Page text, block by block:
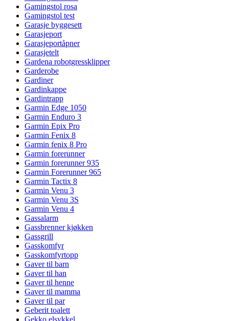
Gamingstol rosa
Gamingstol test
Garasje byggesett
Garasjeport
Garasjeportåpner
Garasjetelt
Gardena robotgressklipper
Garderobe
Gardiner
Gardinkappe
Gardintrapp
Garmin Edge 1050
Garmin Enduro 3
Garmin Epix Pro
Garmin Fenix 8
Garmin fenix 8 Pro
Garmin forerunner
Garmin forerunner 935
Garmin Forerunner 965
Garmin Tactix 8
Garmin Venu 3
Garmin Venu 3S
Garmin Venu 4
Gassalarm
Gassbrenner kjøkken
Gassgrill
Gasskomfyr
Gasskomfyrtopp
Gaver til barn
Gaver til han
Gaver til henne
Gaver til mamma
Gaver til par
Geberit toalett
Gekko elsykkel